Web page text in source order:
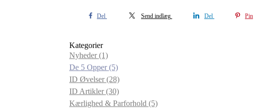
Del Send indlæg Del Pin
Kategorier
Nyheder(1)
De 5 Opper(5)
ID Øvelser(28)
ID Artikler(30)
Kærlighed & Parforhold (5)